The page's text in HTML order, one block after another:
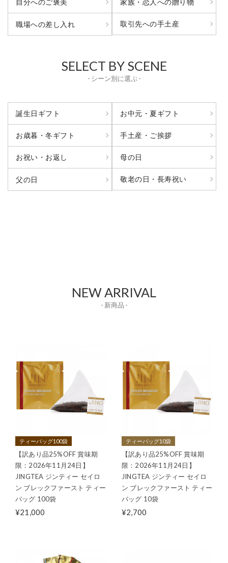
自分へのご褒美 家族・恋人への贈り物
職場への差し入れ 取引先への手土産
SELECT BY SCENE
- シーン別に選ぶ -
誕生日ギフト お中元・夏ギフト
お歳暮・冬ギフト 手土産・ご挨拶
お祝い・お返し 母の日
父の日 敬老の日・長寿祝い
NEW ARRIVAL
- 新商品 -
ティーバッグ100袋
【訳あり品25%OFF 賞味期
限：2026年11月24日】
JINGTEA ジンティー セイロ
ン ブレックファースト ティー
バッグ 100袋
¥21,000
ティーバッグ10袋
【訳あり品25%OFF 賞味期
限：2026年11月24日】
JINGTEA ジンティー セイロ
ン ブレックファースト ティー
バッグ 10袋
¥2,700